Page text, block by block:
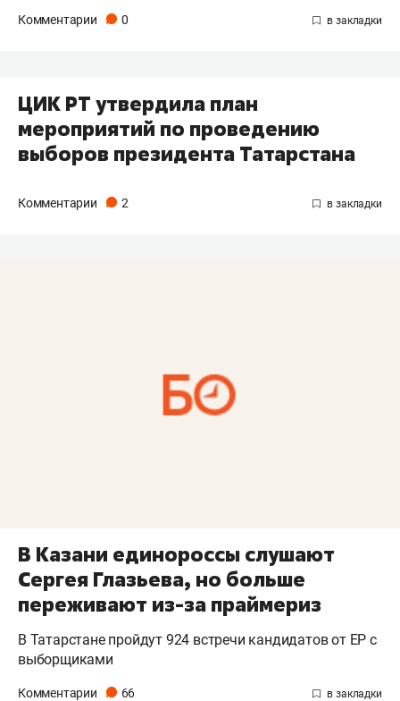
Комментарии 0
ЦИК РТ утвердила план
мероприятий по проведению
выборов президента Татарстана
Комментарии 2
В Казани единороссы слушают
Сергея Глазьева, но больше
переживают из-за праймериз
В Татарстане пройдут 924 встречи кандидатов от ЕР с
выборщиками
Комментарии 66